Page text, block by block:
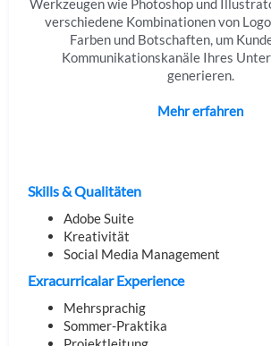
verschiedene Kombinationen von
Farben und Botschaften, um
Kommunikationskanäle Ihres
generieren.
Mehr erfahren
Skills & Qualitäten
Adobe Suite
Kreativität
Social Media Management
Exracurricalar Experience
Mehrsprachig
Sommer-Praktika